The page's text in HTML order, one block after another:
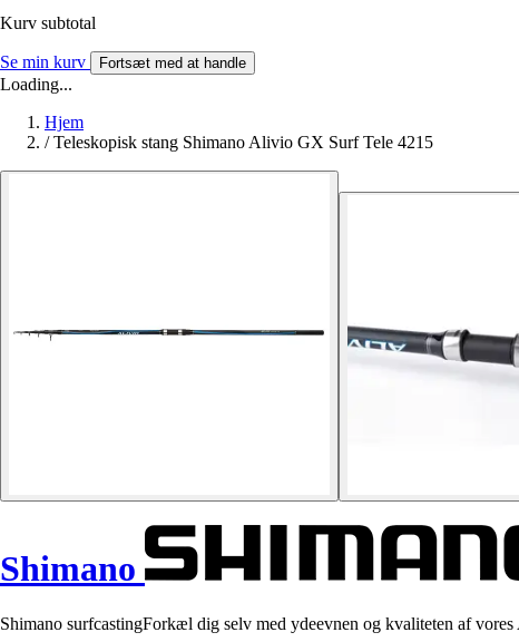
Kurv subtotal
Se min kurv Fortsæt med at handle
Loading...
Hjem
/ Teleskopisk stang Shimano Alivio GX Surf Tele 4215
Shimano
Shimano surfcastingForkæl dig selv med ydeevnen og kvaliteten af